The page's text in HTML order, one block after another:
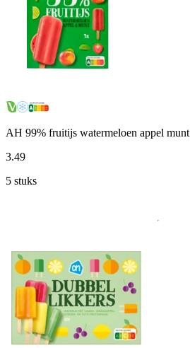
AH 99% fruitijs watermeloen appel munt
3.49
5 stuks